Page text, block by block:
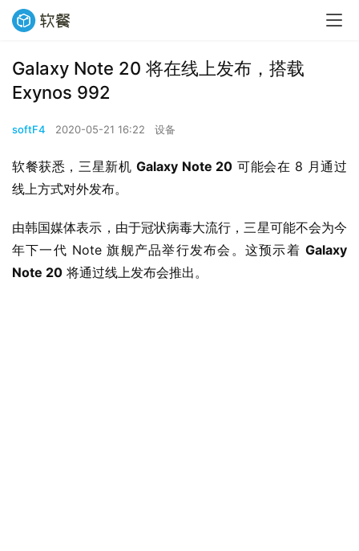
Galaxy Note 20 将在线上发布，搭载
Exynos 992
softF4 2020-05-21 16:22 设备
软餐获悉，三星新机 Galaxy Note 20 可能会在 8 月通过
线上方式对外发布。
由韩国媒体表示，由于冠状病毒大流行，三星可能不会为今
年下一代 Note 旗舰产品举行发布会。这预示着 Galaxy
Note 20 将通过线上发布会推出。